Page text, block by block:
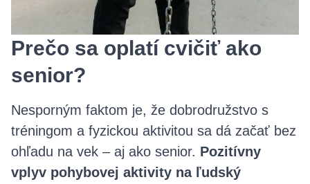
Prečo sa oplatí cvičiť ako
senior?
Nesporným faktom je, že dobrodružstvo s
tréningom a fyzickou aktivitou sa dá začať bez
ohľadu na vek – aj ako senior. Pozitívny
vplyv pohybovej aktivity na ľudský